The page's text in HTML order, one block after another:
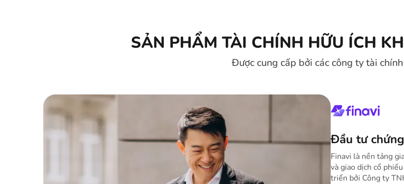
SẢN PHẨM TÀI CHÍNH HỮU ÍCH
Được cung cấp bởi các công ty tài
Đầu tư
Finavi là nền tảng
và giao dịch cổ
triển bởi Công ty